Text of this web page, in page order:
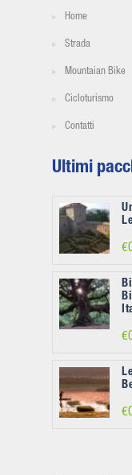
Home
Strada
Mountaian Bike
Cicloturismo
Contatti
Ultimi